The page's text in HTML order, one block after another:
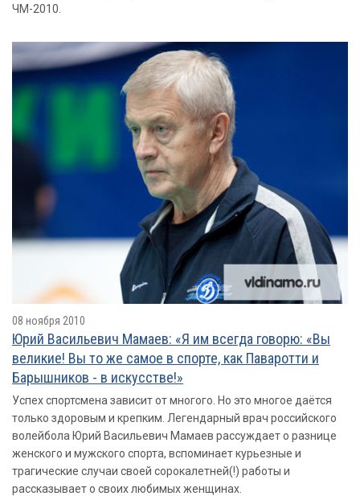
ЧМ-2010.
08 ноября 2010
Юрий Васильевич Мамаев: «Я им всегда говорю: «Вы
великие! Вы то же самое в спорте, как Паваротти и
Барышников - в искусстве!»
Успех спортсмена зависит от многого. Но это многое даётся
только здоровым и крепким. Легендарный врач российского
волейбола Юрий Васильевич Мамаев рассуждает о разнице
женского и мужского спорта, вспоминает курьезные и
трагические случаи своей сорокалетней(!) работы и
рассказывает о своих любимых женщинах.